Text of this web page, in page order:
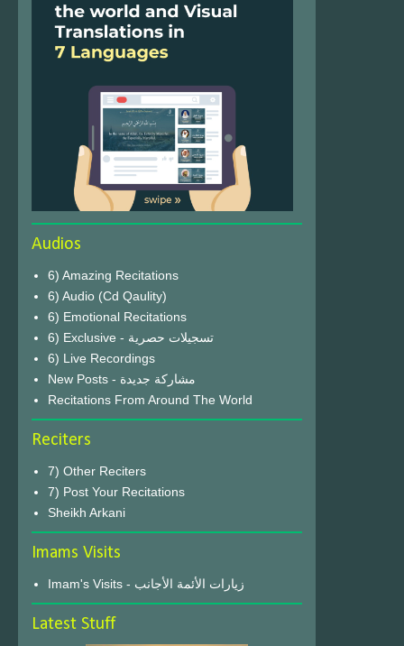
Audios
6) Amazing Recitations
6) Audio (Cd Qaulity)
6) Emotional Recitations
6) Exclusive - تسجيلات حصرية
6) Live Recordings
New Posts - مشاركة جديدة
Recitations From Around The World
Reciters
7) Other Reciters
7) Post Your Recitations
Sheikh Arkani
Imams Visits
Imam's Visits - زيارات الأئمة الأجانب
Latest Stuff